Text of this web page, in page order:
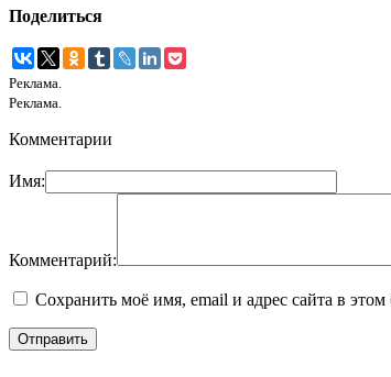
Поделиться
Реклама.
Реклама.
Комментарии
Имя:
Комментарий:
Сохранить моё имя, email и адрес сайта в